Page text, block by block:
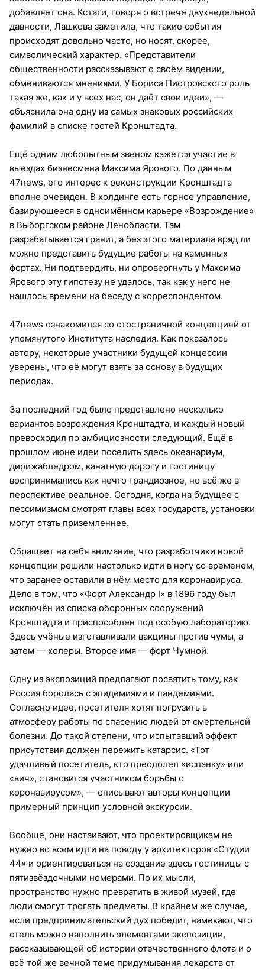
добавляет она. Кстати, говоря о встрече двухнедельной
давности, Лашкова заметила, что такие события
происходят довольно часто, но носят, скорее,
символический характер. «Представители
общественности рассказывают о своём видении,
обмениваются мнениями. У Бориса Пиотровского роль
такая же, как и у всех нас, он даёт свои идеи», —
объяснила она одну из самых знаковых российских
фамилий в списке гостей Кронштадта.
Ещё одним любопытным звеном кажется участие в
выездах бизнесмена Максима Ярового. По данным
47news, его интерес к реконструкции Кронштадта
вполне очевиден. В холдинге есть горное управление,
базирующееся в одноимённом карьере «Возрождение»
в Выборгском районе Ленобласти. Там
разрабатывается гранит, а без этого материала вряд ли
можно представить будущие работы на каменных
фортах. Ни подтвердить, ни опровергнуть у Максима
Ярового эту гипотезу не удалось, так как у него не
нашлось времени на беседу с корреспондентом.
47news ознакомился со стостраничной концепцией от
упомянутого Института наследия. Как показалось
автору, некоторые участники будущей концессии
уверены, что её могут взять за основу в будущих
периодах.
За последний год было представлено несколько
вариантов возрождения Кронштадта, и каждый новый
превосходил по амбициозности следующий. Ещё в
прошлом июне идеи поселить здесь океанариум,
дирижабледром, канатную дорогу и гостиницу
воспринимались как нечто грандиозное, но всё же в
перспективе реальное. Сегодня, когда на будущее с
пессимизмом смотрят главы всех государств, установки
могут стать приземленнее.
Обращает на себя внимание, что разработчики новой
концепции решили настолько идти в ногу со временем,
что заранее оставили в нём место для коронавируса.
Дело в том, что «Форт Александр I» в 1896 году был
исключён из списка оборонных сооружений
Кронштадта и приспособлен под особую лабораторию.
Здесь учёные изготавливали вакцины против чумы, а
затем — холеры. Второе имя — форт Чумной.
Одну из экспозиций предлагают посвятить тому, как
Россия боролась с эпидемиями и пандемиями.
Согласно идее, посетителя хотят погрузить в
атмосферу работы по спасению людей от смертельной
болезни. До такой степени, что испытавший эффект
присутствия должен пережить катарсис. «Тот
удачливый посетитель, кто преодолел «испанку» или
«вич», становится участником борьбы с
коронавирусом», — описывают авторы концепции
примерный принцип условной экскурсии.
Вообще, они настаивают, что проектировщикам не
нужно во всем идти на поводу у архитекторов «Студии
44» и ориентироваться на создание здесь гостиницы с
пятизвёздочными номерами. По их мысли,
пространство нужно превратить в живой музей, где
люди смогут трогать предметы. В крайнем же случае,
если предпринимательский дух победит, намекают, что
отель можно наполнить элементами экспозиции,
рассказывающей об истории отечественного флота и о
всё той же вечной теме придумывания лекарств от